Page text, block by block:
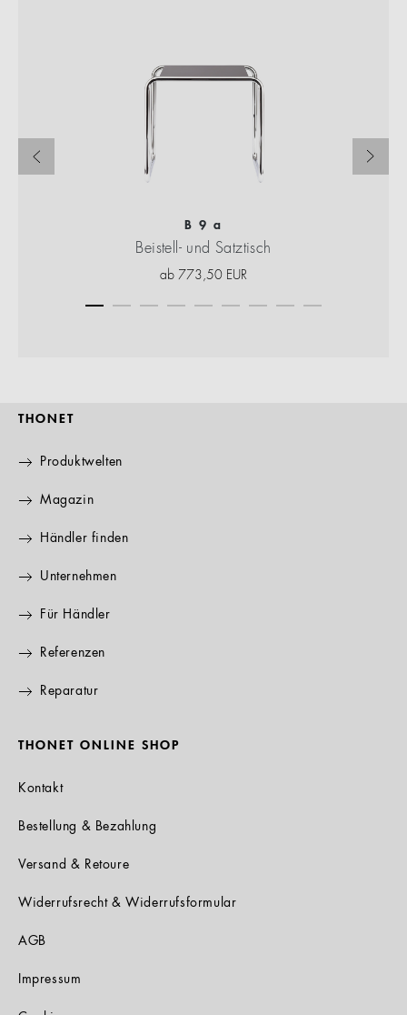
B 9 a
Beistell- und Satztisch
ab 773,50 EUR
THONET
Produktwelten
Magazin
Händler finden
Unternehmen
Für Händler
Referenzen
Reparatur
THONET ONLINE SHOP
Kontakt
Bestellung & Bezahlung
Versand & Retoure
Widerrufsrecht & Widerrufsformular
AGB
Impressum